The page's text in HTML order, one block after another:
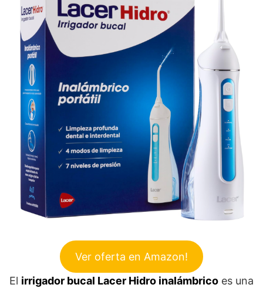
Ver oferta en Amazon!
El irrigador bucal Lacer Hidro inalámbrico es una